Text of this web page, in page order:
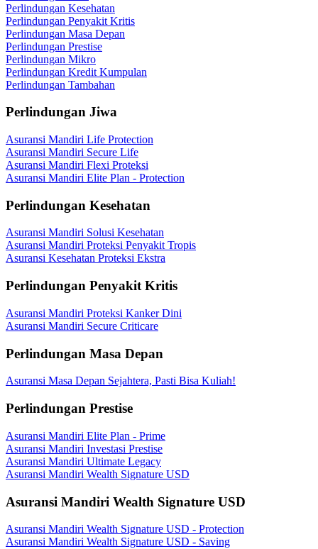
Perlindungan Kesehatan
Perlindungan Penyakit Kritis
Perlindungan Masa Depan
Perlindungan Prestise
Perlindungan Mikro
Perlindungan Kredit Kumpulan
Perlindungan Tambahan
Perlindungan Jiwa
Asuransi Mandiri Life Protection
Asuransi Mandiri Secure Life
Asuransi Mandiri Flexi Proteksi
Asuransi Mandiri Elite Plan - Protection
Perlindungan Kesehatan
Asuransi Mandiri Solusi Kesehatan
Asuransi Mandiri Proteksi Penyakit Tropis
Asuransi Kesehatan Proteksi Ekstra
Perlindungan Penyakit Kritis
Asuransi Mandiri Proteksi Kanker Dini
Asuransi Mandiri Secure Criticare
Perlindungan Masa Depan
Asuransi Masa Depan Sejahtera, Pasti Bisa Kuliah!
Perlindungan Prestise
Asuransi Mandiri Elite Plan - Prime
Asuransi Mandiri Investasi Prestise
Asuransi Mandiri Ultimate Legacy
Asuransi Mandiri Wealth Signature USD
Asuransi Mandiri Wealth Signature USD
Asuransi Mandiri Wealth Signature USD - Protection
Asuransi Mandiri Wealth Signature USD - Saving